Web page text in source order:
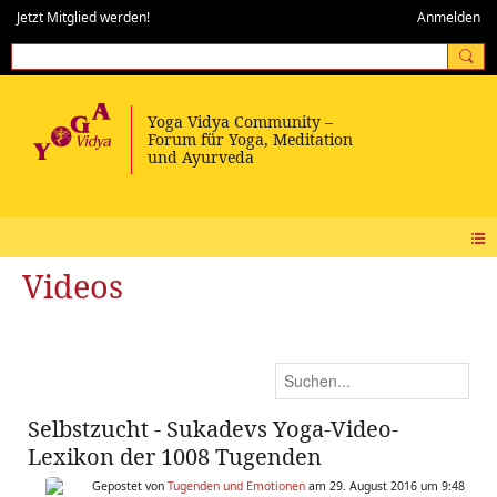
Jetzt Mitglied werden! Anmelden
Videos
Selbstzucht - Sukadevs Yoga-Video-
Lexikon der 1008 Tugenden
Gepostet von Tugenden und Emotionen am 29. August 2016 um 9:48